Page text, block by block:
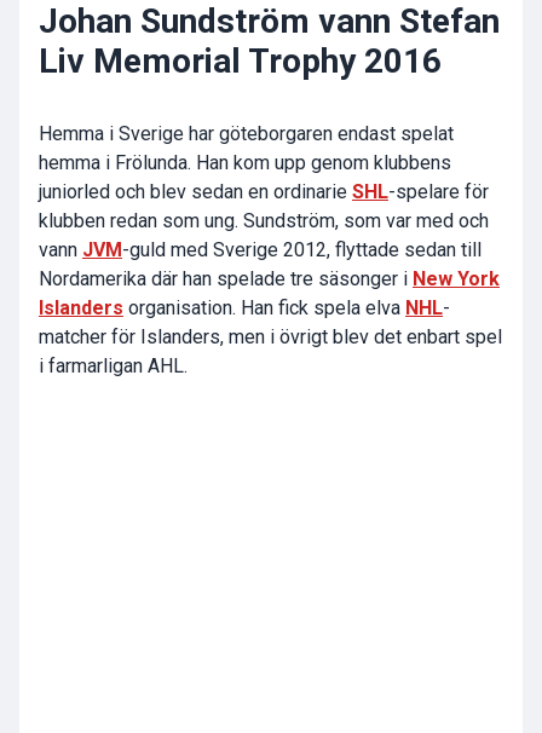
Johan Sundström vann Stefan
Liv Memorial Trophy 2016
Hemma i Sverige har göteborgaren endast spelat
hemma i Frölunda. Han kom upp genom klubbens
juniorled och blev sedan en ordinarie SHL-spelare för
klubben redan som ung. Sundström, som var med och
vann JVM -guld med Sverige 2012, flyttade sedan till
Nordamerika där han spelade tre säsonger i New York
Islanders organisation. Han fick spela elva NHL-
matcher för Islanders, men i övrigt blev det enbart spel
i farmarligan AHL.